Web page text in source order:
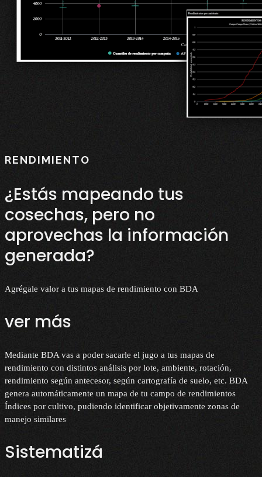
RENDIMIENTO
¿Estás mapeando tus
cosechas, pero no
aprovechas la información
generada?
Agrégale valor a tus mapas de rendimiento con BDA
ver más
Mediante BDA vas a poder sacarle el jugo a tus mapas de
rendimiento con distintos análisis por lote, ambiente, rotación,
rendimiento según antecesor, según cartografía de suelo, etc. BDA
genera automáticamente un mapa de tu campo de rendimientos
Índices por cultivo, pudiendo identificar objetivamente zonas de
manejo similares
Sistematizá